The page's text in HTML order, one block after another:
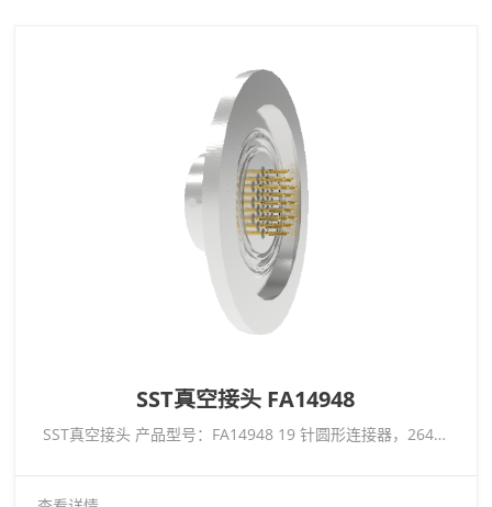
SST真空接头 FA14948
SST真空接头 产品型号：FA14948 19 针圆形连接器，26482 系列，1kV，3 安培，镀金导体，单端，ISO KF40